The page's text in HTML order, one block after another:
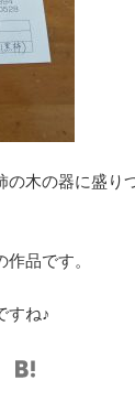
の木の器に盛り
品です。
すね♪
Pi